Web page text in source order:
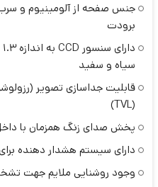
جنس صفحه از آلومینیوم و
برودت
سیاه و سفید
(TVL)
پخش صدای زنگ همزمان با
دارای سیستم هشدار دهنده
وجود روشنایی ملایم جهت